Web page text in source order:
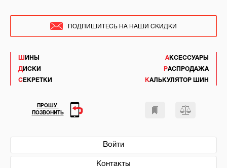
ШИНЫ
ДИСКИ
СЕКРЕТКИ
АКСЕССУАРЫ
РАСПРОДАЖА
КАЛЬКУЛЯТОР ШИН
Войти
Контакты
ПОДПИШИТЕСЬ НА НАШИ СКИДКИ
ПРОШУ
ПОЗВОНИТЬ